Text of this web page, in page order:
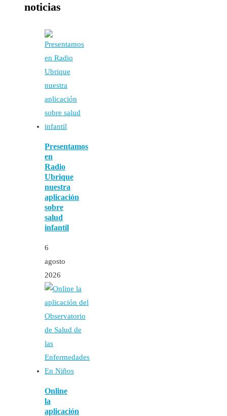
noticias
Presentamos
en
Radio
Ubrique
nuestra
aplicación
sobre
salud
infantil
6
agosto
2026
Online
la
aplicación